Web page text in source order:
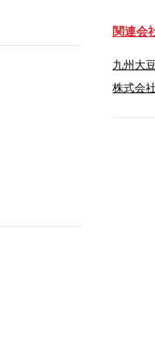
関連会
九州大
株式会